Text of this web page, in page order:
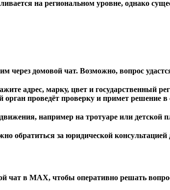
на региональном уровне, однако
через домовой чат. Возможно, вопрос
адрес, марку, цвет и государственный
проведёт проверку и примет решение в
например на тротуаре или детской
обратиться за юридической
чат в MAX, чтобы оперативно решать